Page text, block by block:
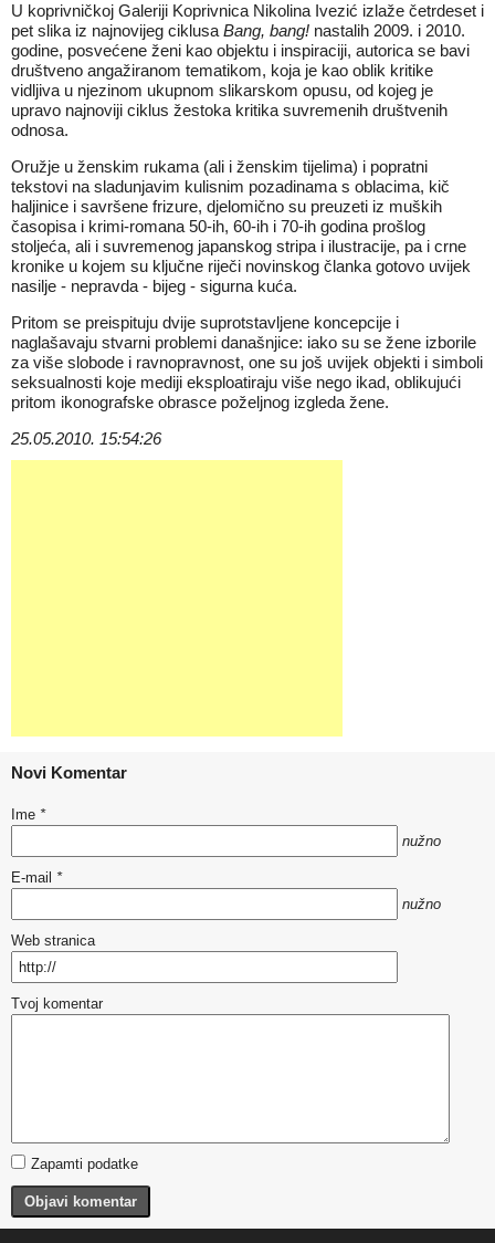
U koprivničkoj Galeriji Koprivnica Nikolina Ivezić izlaže četrdeset i
pet slika iz najnovijeg ciklusa Bang, bang! nastalih 2009. i 2010.
godine, posvećene ženi kao objektu i inspiraciji, autorica se bavi
društveno angažiranom tematikom, koja je kao oblik kritike
vidljiva u njezinom ukupnom slikarskom opusu, od kojeg je
upravo najnoviji ciklus žestoka kritika suvremenih društvenih
odnosa.
Oružje u ženskim rukama (ali i ženskim tijelima) i popratni
tekstovi na sladunjavim kulisnim pozadinama s oblacima, kič
haljinice i savršene frizure, djelomično su preuzeti iz muških
časopisa i krimi-romana 50-ih, 60-ih i 70-ih godina prošlog
stoljeća, ali i suvremenog japanskog stripa i ilustracije, pa i crne
kronike u kojem su ključne riječi novinskog članka gotovo uvijek
nasilje - nepravda - bijeg - sigurna kuća.
Pritom se preispituju dvije suprotstavljene koncepcije i
naglašavaju stvarni problemi današnjice: iako su se žene izborile
za više slobode i ravnopravnost, one su još uvijek objekti i simboli
seksualnosti koje mediji eksploatiraju više nego ikad, oblikujući
pritom ikonografske obrasce poželjnog izgleda žene.
25.05.2010. 15:54:26
Novi Komentar
Ime *
nužno
E-mail *
nužno
Web stranica
Tvoj komentar
Zapamti podatke
Objavi komentar